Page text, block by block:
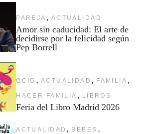
PAREJA , ACTUALIDAD
Amor sin caducidad: El arte de
decidirse por la felicidad según
Pep Borrell
OCIO , ACTUALIDAD , FAMILIA ,
HACER FAMILIA , LIBROS
Feria del Libro Madrid 2026
ACTUALIDAD , BEBES ,